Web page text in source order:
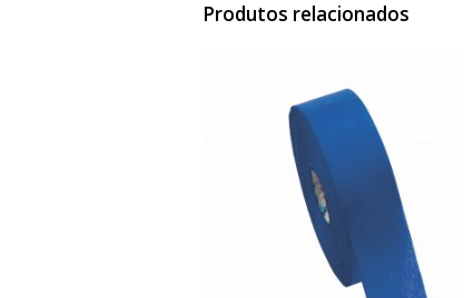
Produtos relacionados